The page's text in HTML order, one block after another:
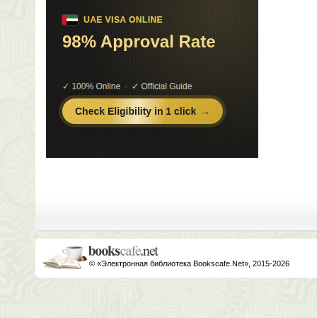
© «Электронная библиотека Bookscafe.Net», 2015-2026